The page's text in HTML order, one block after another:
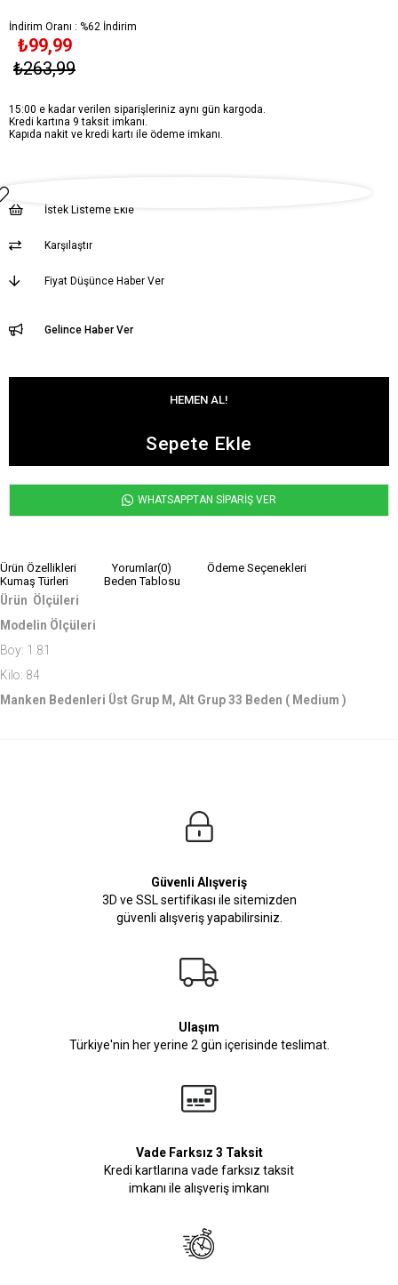
İndirim Oranı : %62 İndirim
₺263,99
₺99,99
15:00 e kadar verilen siparişleriniz aynı gün kargoda.
Kredi kartına 9 taksit imkanı.
Kapıda nakit ve kredi kartı ile ödeme imkanı.
İstek Listeme Ekle
Karşılaştır
Fiyat Düşünce Haber Ver
Gelince Haber Ver
WHATSAPPTAN SİPARİŞ VER
Ürün Özellikleri Yorumlar(0)
Ödeme Seçenekleri
Kumaş Türleri
Beden Tablosu
Ürün Ölçüleri
Modelin Ölçüleri
Boy: 1.81
Kilo: 84
Manken Bedenleri Üst Grup M, Alt Grup 33 Beden ( Medium )
Güvenli Alışveriş
3D ve SSL sertifikası ile sitemizden
güvenli alışveriş yapabilirsiniz.
Ulaşım
Türkiye'nin her yerine 2 gün içerisinde teslimat.
Vade Farksız 3 Taksit
Kredi kartlarına vade farksız taksit
imkanı ile alışveriş imkanı